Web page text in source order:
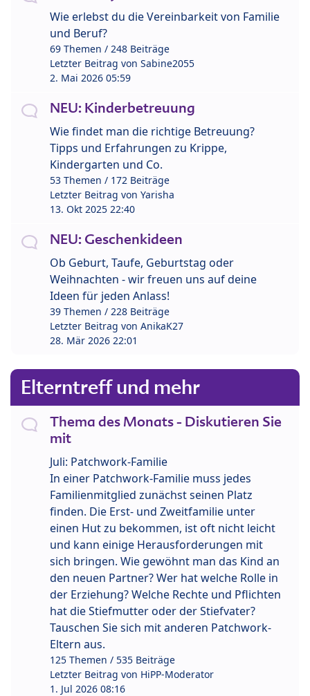
Wie erlebst du die Vereinbarkeit von Familie
und Beruf?
69 Themen / 248 Beiträge
Letzter Beitrag von Sabine2055
2. Mai 2026 05:59
NEU: Kinderbetreuung
Wie findet man die richtige Betreuung?
Tipps und Erfahrungen zu Krippe,
Kindergarten und Co.
53 Themen / 172 Beiträge
Letzter Beitrag von Yarisha
13. Okt 2025 22:40
NEU: Geschenkideen
Ob Geburt, Taufe, Geburtstag oder
Weihnachten - wir freuen uns auf deine
Ideen für jeden Anlass!
39 Themen / 228 Beiträge
Letzter Beitrag von AnikaK27
28. Mär 2026 22:01
Elterntreff und mehr
Thema des Monats - Diskutieren Sie
mit
Juli: Patchwork-Familie
In einer Patchwork-Familie muss jedes
Familienmitglied zunächst seinen Platz
finden. Die Erst- und Zweitfamilie unter
einen Hut zu bekommen, ist oft nicht leicht
und kann einige Herausforderungen mit
sich bringen. Wie gewöhnt man das Kind an
den neuen Partner? Wer hat welche Rolle in
der Erziehung? Welche Rechte und Pflichten
hat die Stiefmutter oder der Stiefvater?
Tauschen Sie sich mit anderen Patchwork-
Eltern aus.
125 Themen / 535 Beiträge
Letzter Beitrag von HiPP-Moderator
1. Jul 2026 08:16